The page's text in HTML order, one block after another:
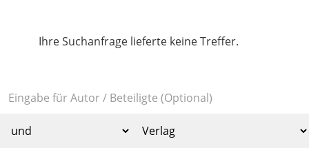
Ihre Suchanfrage lieferte keine Treffer.